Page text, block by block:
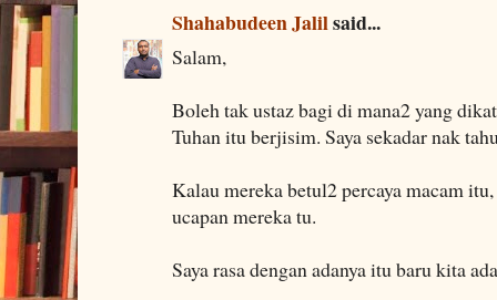
Shahabudeen Jalilsaid...
Salam,
Boleh tak ustaz bagi di mana2 yang
Tuhan itu berjisim. Saya sekadar nak
Kalau mereka betul2 percaya macam
ucapan mereka tu.
Saya rasa dengan adanya itu baru kita